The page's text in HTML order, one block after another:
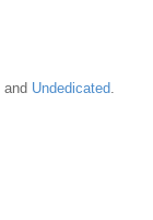
and Undedicated.